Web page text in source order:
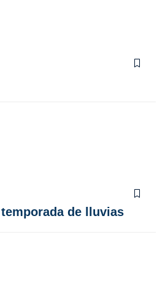
de lluvias